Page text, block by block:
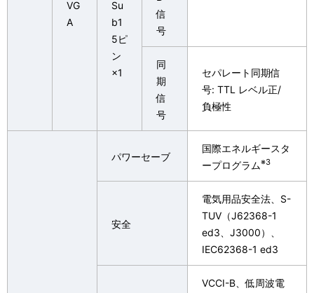
VG
A
Su
b1
5ピ
ン
×1
信
号
同
期
信
号
セパレート同期信
号: TTL レベル正/
負極性
パワーセーブ
国際エネルギースタ
ープログラム※3
安全
電気用品安全法、S-
TUV（J62368-1
ed3、J3000）、
IEC62368-1 ed3
VCCI-B、低周波電